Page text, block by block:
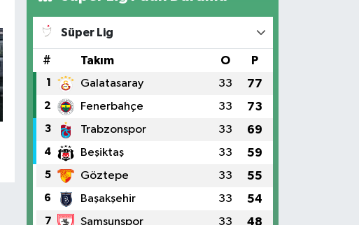
Süper Lig
# Takım O P
1 Galatasaray 33 77
2 Fenerbahçe 33 73
3 Trabzonspor 33 69
4 Beşiktaş 33 59
5 Göztepe 33 55
6 Başakşehir 33 54
7 Samsunspor 33 48